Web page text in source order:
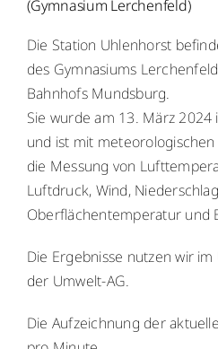
Menschen
Lernen
Besonderheiten
Schulleben
Service
(Gymnasium Lerchenfeld)
Die Station Uhlenhorst
des Gymnasiums
Bahnhofs Mundsburg.
Sie wurde am 13. März
und ist mit
die Messung von
Luftdruck, Wind,
Oberflächentemperatur und
Die Ergebnisse nutzen wir
der Umwelt-AG.
Die Aufzeichnung der